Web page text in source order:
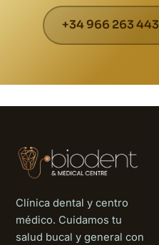
+34 966 263 443
Clínica dental y centro
médico. Cuidamos tu
salud bucal y general con